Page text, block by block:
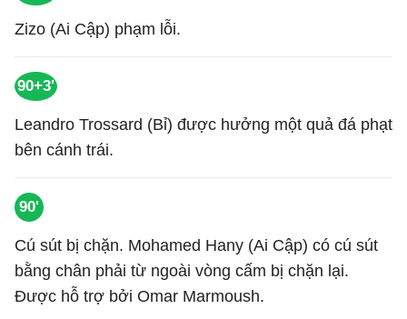
Zizo (Ai Cập) phạm lỗi.
90+3'
Leandro Trossard (Bỉ) được hưởng một quả đá phạt
bên cánh trái.
90'
Cú sút bị chặn. Mohamed Hany (Ai Cập) có cú sút
bằng chân phải từ ngoài vòng cấm bị chặn lại.
Được hỗ trợ bởi Omar Marmoush.